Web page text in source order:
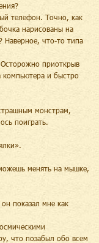
телефон. Точно, как
нарисованы на
Наверное, что-то типа
приоткрыв
компьютера и быстро
монстрам,
поиграть.
менять на мышке,
показал мне как
что позабыл обо всем